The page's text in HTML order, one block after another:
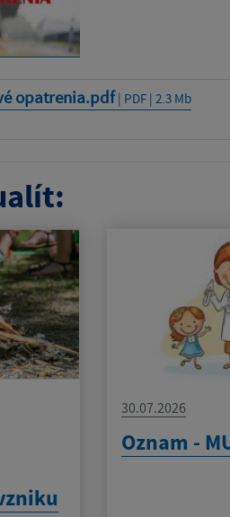
opatrenia.pdf| PDF | 2.3 Mb
30.07.2026
Oznam -